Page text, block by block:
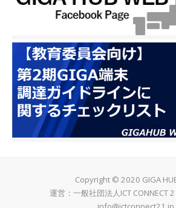
Copyright © 2020 GIGA
運営：一般社団法人ICT